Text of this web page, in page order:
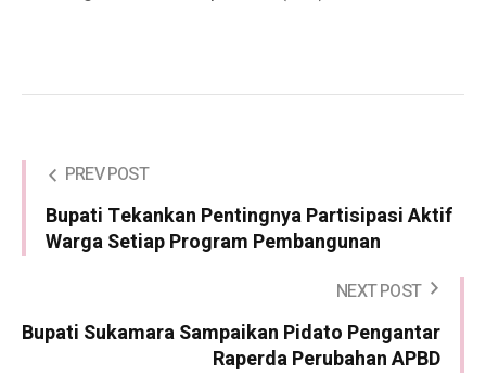
PREV POST
Bupati Tekankan Pentingnya Partisipasi Aktif
Warga Setiap Program Pembangunan
NEXT POST
Bupati Sukamara Sampaikan Pidato Pengantar
Raperda Perubahan APBD